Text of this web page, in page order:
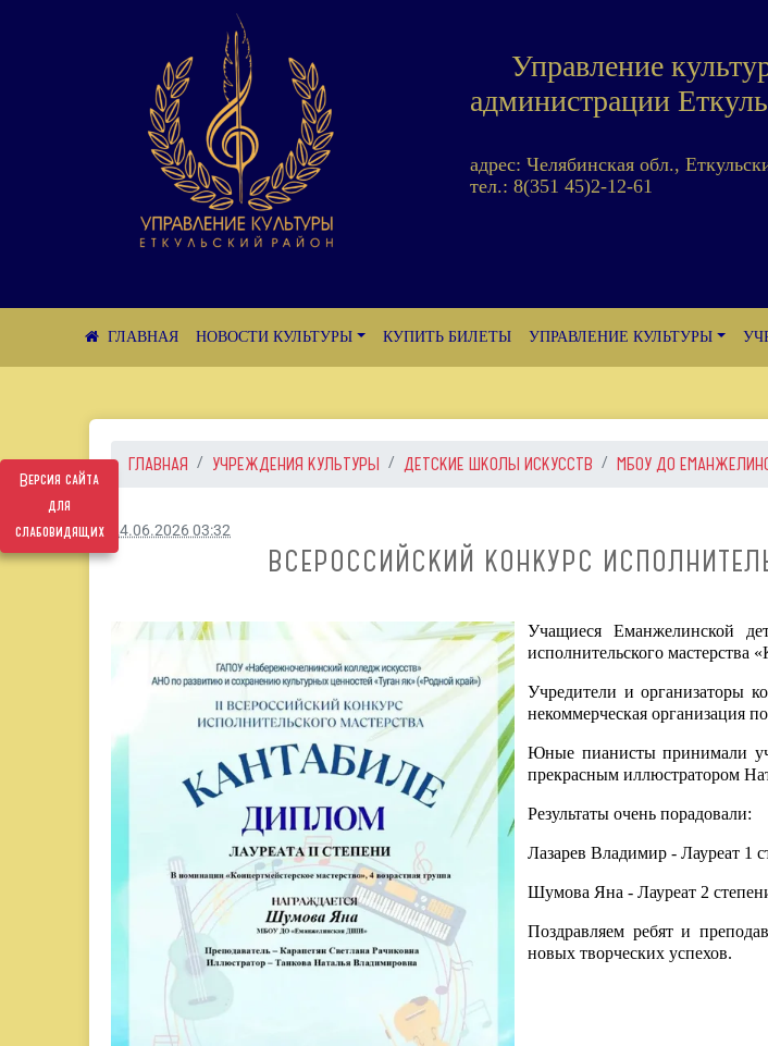
Версия сайта
для
слабовидящих
Управление
администрации
адрес: Челябинская обл.,
тел.: 8(351 45)2-12-61
НОВОСТИ КУЛЬТУРЫ КУПИТЬ БИЛЕТЫ УПРАВЛЕНИЕ КУЛЬТУРЫ
ГЛАВНАЯ УЧРЕЖДЕНИЯ КУЛЬТУРЫ ДЕТСКИЕ ШКОЛЫ ИСКУССТВ МБОУ ДО
24.06.2026 03:32
ВСЕРОССИЙСКИЙ КОНКУРС
Учащиеся Еманжелинской
исполнительского мастерства
Учредители и организаторы
некоммерческая организация
Юные пианисты принимали
прекрасным иллюстратором
Результаты очень порадовали:
Лазарев Владимир - Лауреат 1
Шумова Яна - Лауреат 2
Поздравляем ребят и
новых творческих успехов.